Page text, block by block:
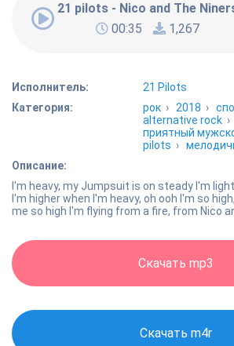
21 pilots - Nico and The
00:35
1,267
Исполнитель:
21 Pilots
Категория:
рок › 2018 ›
alternative rock
приятный
pilots ›
Описание:
I'm heavy, my Jumpsuit is on steady I'm
I'm higher when I'm heavy, oh ooh I'm so
me so high I'm flying from a fire, from Nico
Скачать mp3
Скачать m4r